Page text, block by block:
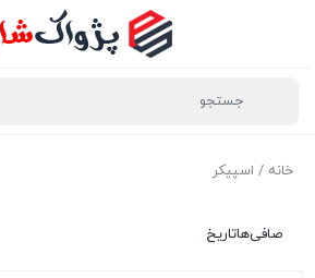
خانه / اسپیکر
صافی‌هاتاریخ